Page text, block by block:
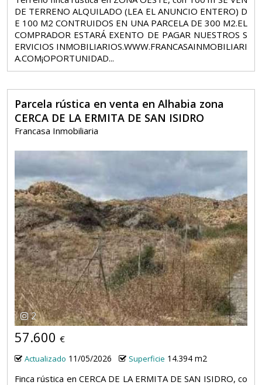
DE TERRENO ALQUILADO (LEA EL ANUNCIO ENTERO) D
E 100 M2 CONTRUIDOS EN UNA PARCELA DE 300 M2.EL
COMPRADOR ESTARÁ EXENTO DE PAGAR NUESTROS S
ERVICIOS INMOBILIARIOS.WWW.FRANCASAINMOBILIARI
A.COM¡OPORTUNIDAD...
Parcela rústica en venta en Alhabia zona
CERCA DE LA ERMITA DE SAN ISIDRO
Francasa Inmobiliaria
2
57.600 €
Actualizado 11/05/2026 Superficie 14.394 m2
Finca rústica en CERCA DE LA ERMITA DE SAN ISIDRO, co